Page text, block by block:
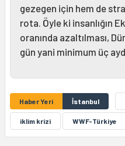
gezegen için hem de
rota. Öyle ki insanlığın
oranında azaltılması,
gün yani minimum üç
Haber Yeri İstanbul
iklim krizi WWF-Türkiye